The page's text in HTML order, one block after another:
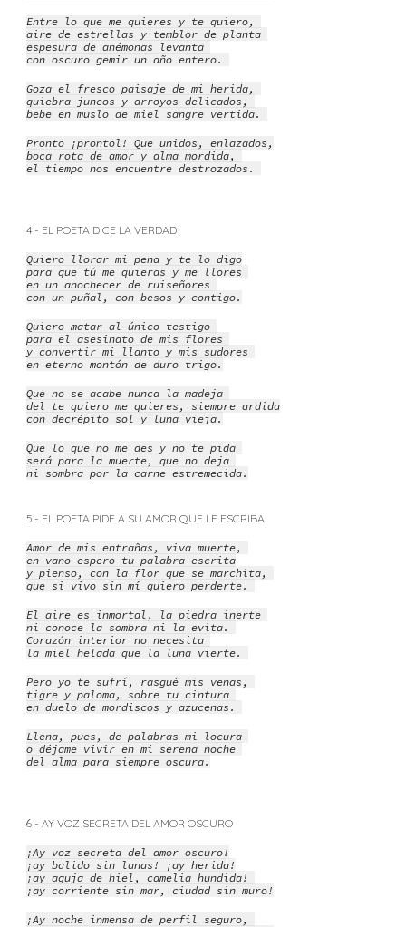
Entre lo que me quieres y te quiero,
aire de estrellas y temblor de planta
espesura de anémonas levanta
con oscuro gemir un año entero.
Goza el fresco paisaje de mi herida,
quiebra juncos y arroyos delicados,
bebe en muslo de miel sangre vertida.
Pronto ¡prontol! Que unidos, enlazados,
boca rota de amor y alma mordida,
el tiempo nos encuentre destrozados.
4 - EL POETA DICE LA VERDAD
Quiero llorar mi pena y te lo digo
para que tú me quieras y me llores
en un anochecer de ruiseñores
con un puñal, con besos y contigo.
Quiero matar al único testigo
para el asesinato de mis flores
y convertir mi llanto y mis sudores
en eterno montón de duro trigo.
Que no se acabe nunca la madeja
del te quiero me quieres, siempre ardida
con decrépito sol y luna vieja.
Que lo que no me des y no te pida
será para la muerte, que no deja
ni sombra por la carne estremecida.
5 - EL POETA PIDE A SU AMOR QUE LE ESCRIBA
Amor de mis entrañas, viva muerte,
en vano espero tu palabra escrita
y pienso, con la flor que se marchita,
que si vivo sin mí quiero perderte.
El aire es inmortal, la piedra inerte
ni conoce la sombra ni la evita.
Corazón interior no necesita
la miel helada que la luna vierte.
Pero yo te sufrí, rasgué mis venas,
tigre y paloma, sobre tu cintura
en duelo de mordiscos y azucenas.
Llena, pues, de palabras mi locura
o déjame vivir en mi serena noche
del alma para siempre oscura.
6 - AY VOZ SECRETA DEL AMOR OSCURO
¡Ay voz secreta del amor oscuro!
¡ay balido sin lanas! ¡ay herida!
¡ay aguja de hiel, camelia hundida!
¡ay corriente sin mar, ciudad sin muro!
¡Ay noche inmensa de perfil seguro,